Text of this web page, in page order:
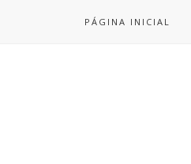
PÁGINA INICIAL